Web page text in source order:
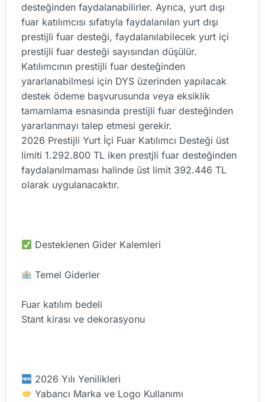
desteğinden faydalanabilirler. Ayrıca, yurt dışı
fuar katılımcısı sıfatıyla faydalanılan yurt dışı
prestijli fuar desteği, faydalanılabilecek yurt içi
prestijli fuar desteği sayısından düşülür.
Katılımcının prestijli fuar desteğinden
yararlanabilmesi için DYS üzerinden yapılacak
destek ödeme başvurusunda veya eksiklik
tamamlama esnasında prestijli fuar desteğinden
yararlanmayı talep etmesi gerekir.
2026 Prestijli Yurt İçi Fuar Katılımcı Desteği üst
limiti 1.292.800 TL iken prestjli fuar desteğinden
faydalanılmaması halinde üst limit 392.446 TL
olarak uygulanacaktır.
Desteklenen Gider Kalemleri
Temel Giderler
Fuar katılım bedeli
Stant kirası ve dekorasyonu
2026 Yılı Yenilikleri
Yabancı Marka ve Logo Kullanımı